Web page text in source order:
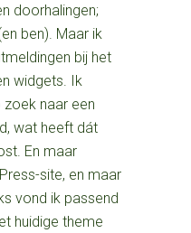
doorhalingen;
ben). Maar ik
bij het
widgets. Ik
naar een
wat heeft dát
En maar
site, en maar
vond ik passend
huidige theme